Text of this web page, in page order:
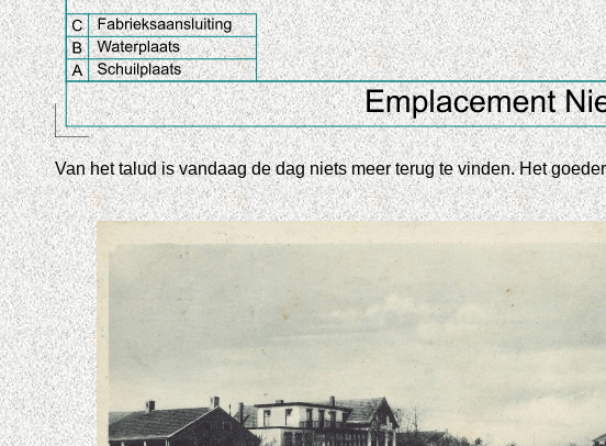
Van het talud is vandaag de dag niets meer terug te vinden. Het